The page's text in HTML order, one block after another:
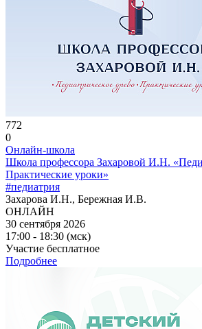
772
0
Онлайн-школа
Школа профессора Захаровой И.Н.
Практические уроки»
#педиатрия
Захарова И.Н., Бережная И.В.
ОНЛАЙН
30 сентября 2026
17:00 - 18:30 (мск)
Участие бесплатное
Подробнее